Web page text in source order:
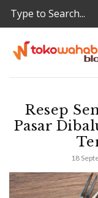
Resep
Pasar
18